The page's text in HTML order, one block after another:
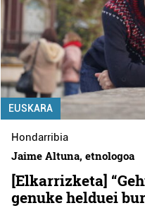
EUSKARA
Hondarribia
Jaime Altuna, etnologoa
[Elkarrizketa]
genuke helduei